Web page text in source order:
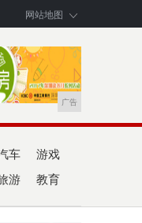
网站地图
广告
车 游戏
游 教育